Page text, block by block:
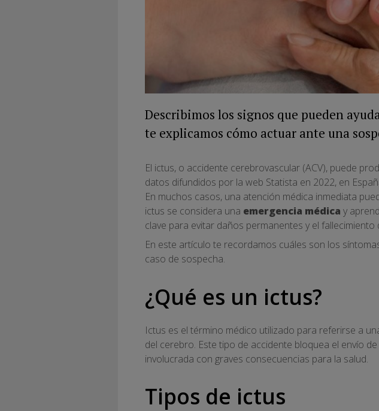
Describimos los signos que pueden
te explicamos cómo actuar ante una
El ictus, o accidente cerebrovascular (ACV), puede
datos difundidos por la web Statista en 2022, en
En muchos casos, una atención médica inmediata
ictus se considera una emergencia médica y
clave para evitar daños permanentes y el fallecimiento
En este artículo te recordamos cuáles son los
caso de sospecha.
¿Qué es un ictus?
Ictus es el término médico utilizado para referirse a
del cerebro. Este tipo de accidente bloquea el envío
involucrada con graves consecuencias para la salud.
Tipos de ictus